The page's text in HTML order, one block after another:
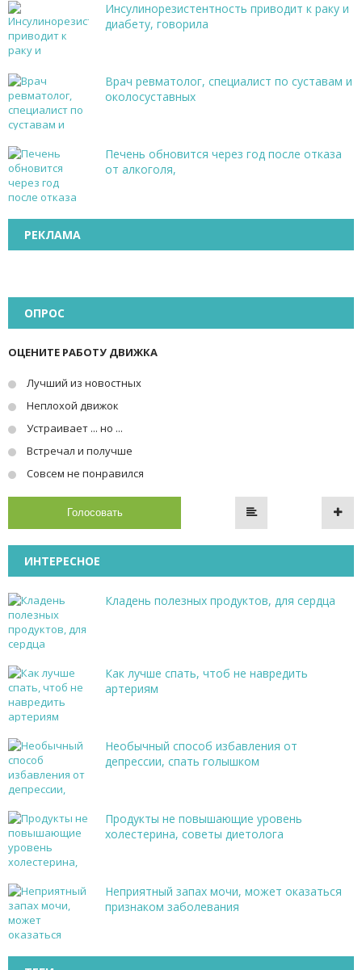
Инсулинорезистентность приводит к раку и
диабету, говорила
Врач ревматолог, специалист по суставам и
околосуставных
Печень обновится через год после отказа
от алкоголя,
РЕКЛАМА
ОПРОС
ОЦЕНИТЕ РАБОТУ ДВИЖКА
Лучший из новостных
Неплохой движок
Устраивает ... но ...
Встречал и получше
Совсем не понравился
Голосовать
ИНТЕРЕСНОЕ
Кладень полезных продуктов, для сердца
Как лучше спать, чтоб не навредить
артериям
Необычный способ избавления от
депрессии, спать голышком
Продукты не повышающие уровень
холестерина, советы диетолога
Неприятный запах мочи, может оказаться
признаком заболевания